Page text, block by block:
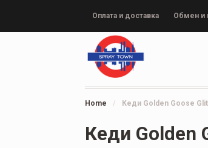
Оплата и доставка Обмен и
Home / Кеди Golden Goose
Кеди Golden